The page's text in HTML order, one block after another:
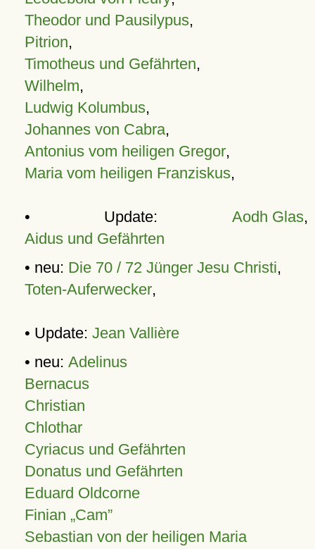
Theodor und Pausilypus,
Pitrion,
Timotheus und Gefährten,
Wilhelm,
Ludwig Kolumbus,
Johannes von Cabra,
Antonius vom heiligen Gregor,
Maria vom heiligen Franziskus,
• Update: Aodh Glas,
Aidus und Gefährten
• neu: Die 70 / 72 Jünger Jesu Christi,
Toten-Auferwecker,
• Update: Jean Vallière
• neu: Adelinus
Bernacus
Christian
Chlothar
Cyriacus und Gefährten
Donatus und Gefährten
Eduard Oldcorne
Finian Cam
Sebastian von der heiligen Maria